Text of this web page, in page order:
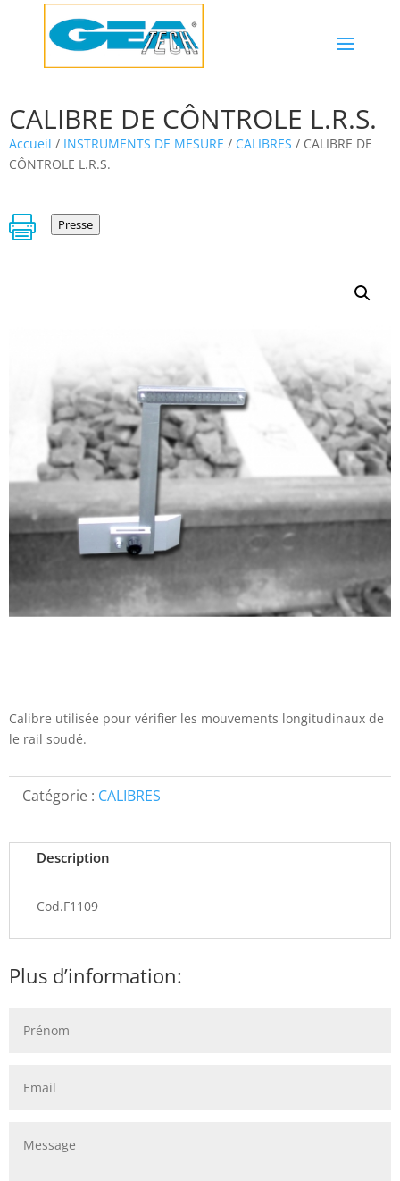
CALIBRE DE CÔNTROLE L.R.S.
Accueil / INSTRUMENTS DE MESURE / CALIBRES / CALIBRE DE
CÔNTROLE L.R.S.
 Presse
Calibre utilisée pour vérifier les mouvements longitudinaux de
le rail soudé.
Catégorie : CALIBRES
Description
Cod.F1109
Plus d’information: